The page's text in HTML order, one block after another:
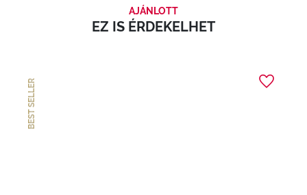
AJÁNLOTT
EZ IS ÉRDEKELHET
BEST SELLER